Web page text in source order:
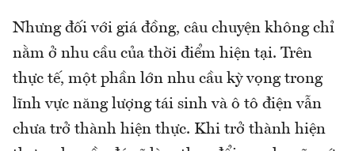
Nhưng đối với giá đồng, câu chuyện không chỉ
nằm ở nhu cầu của thời điểm hiện tại. Trên
thực tế, một phần lớn nhu cầu kỳ vọng trong
lĩnh vực năng lượng tái sinh và ô tô điện vẫn
chưa trở thành hiện thực. Khi trở thành hiện